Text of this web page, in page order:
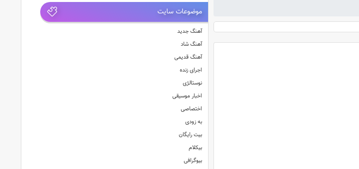
موضوعات سایت
آهنگ جدید
آهنگ شاد
آهنگ قدیمی
اجرای زنده
نوستالژی
اخبار موسیقی
اختصاصی
به زودی
بیت رایگان
بیکلام
بیوگرافی